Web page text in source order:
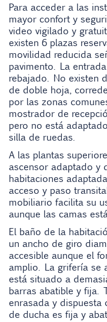
Para acceder a las
mayor confort y
video vigilado y
existen 6 plazas
movilidad reducida
pavimento. La
rebajado. No existen
de doble hoja,
por las zonas
mostrador de
pero no está
silla de ruedas.
A las plantas
ascensor adaptado y
habitaciones
acceso y paso
mobiliario facilita su
aunque las camas
El baño de la
un ancho de giro
accesible aunque el
amplio. La grifería se
está situado a
barras abatible y fija.
enrasada y dispuesta
de ducha es fija y